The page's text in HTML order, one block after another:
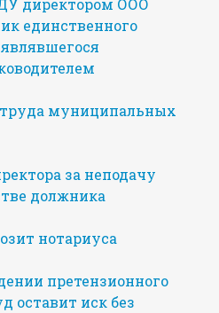
директором ООО
единственного
муниципальных
за неподачу
должника
нотариуса
претензионного
оставит иск без